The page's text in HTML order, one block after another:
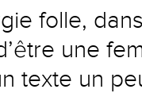
folle,
une
texte un